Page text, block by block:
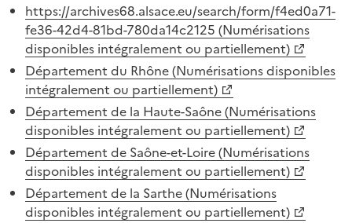
https://archives68.alsace.eu/search/form/f4ed0a71-
fe36-42d4-81bd-780da14c2125 (Numérisations
disponibles intégralement ou partiellement)
Département du Rhône (Numérisations disponibles
intégralement ou partiellement)
Département de la Haute-Saône (Numérisations
disponibles intégralement ou partiellement)
Département de Saône-et-Loire (Numérisations
disponibles intégralement ou partiellement)
Département de la Sarthe (Numérisations
disponibles intégralement ou partiellement)